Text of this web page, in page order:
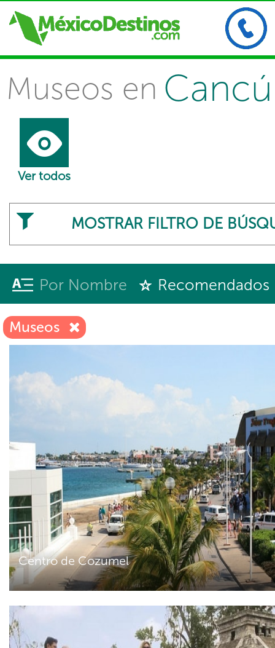
Museos en
Ver todos
MOSTRAR FILTRO DE
Por Nombre Recomendados
Museos
Centro de Cozumel